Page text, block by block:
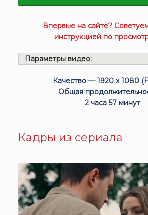
Впервые на сайте?
инструкцией по
Параметры видео:
Качество — 1920 x 1080
Общая
2 часа 57 минут
Кадры из сериала